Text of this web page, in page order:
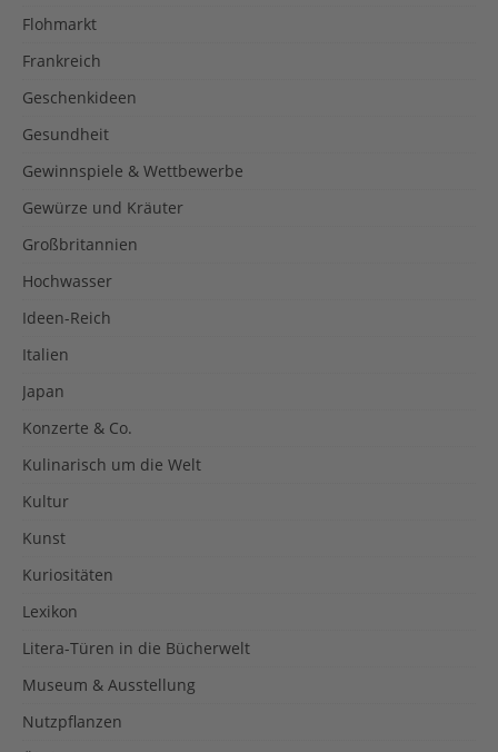
Flohmarkt
Frankreich
Geschenkideen
Gesundheit
Gewinnspiele & Wettbewerbe
Gewürze und Kräuter
Großbritannien
Hochwasser
Ideen-Reich
Italien
Japan
Konzerte & Co.
Kulinarisch um die Welt
Kultur
Kunst
Kuriositäten
Lexikon
Litera-Türen in die Bücherwelt
Museum & Ausstellung
Nutzpflanzen